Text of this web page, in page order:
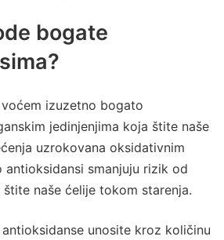
bogate
izuzetno bogato
jedinjenjima koja štite naše
uzrokovana oksidativnim
antioksidansi smanjuju rizik od
naše ćelije tokom starenja.
unosite kroz količinu